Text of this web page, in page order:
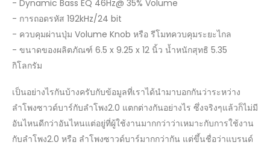
- Dynamic Bass EQ 46Hz@ 35% Volume
- การถอดรหัส 192kHz/24 bit
- ควบคุมผ่านปุ่ม Volume Knob หรือ รีโมทควบคุมระยะไกล
- ขนาดของผลิตภัณฑ์ 6.5 x 9.25 x 12 นิ้ว น้ำหนักสุทธิ 5.35
กิโลกรัม
เป็นอย่างไรกันบ้างครับกับข้อมูลที่เราได้นำมาบอกกันว่าระหว่าง
ลำโพงซาวด์บาร์กับลำโพง2.0 แตกต่างกันอย่างไร ซึ่งจริงๆแล้วก็ไม่มี
อันไหนดีกว่าอันไหนแต่อยู่ที่ผู้ใช้งานมากกว่าว่าเหมาะกับการใช้งาน
กับลำโพง2.0 หรือ ลำโพงซาวด์บาร์มากกว่ากัน แต่ขึ้นชื่อว่าแบรนด์